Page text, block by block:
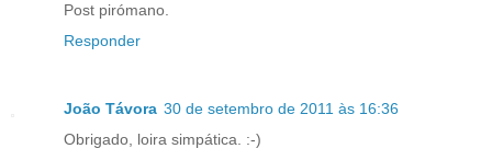
Post pirómano.
Responder
João Távora 30 de setembro de 2011 às 16:36
Obrigado, loira simpática. :-)